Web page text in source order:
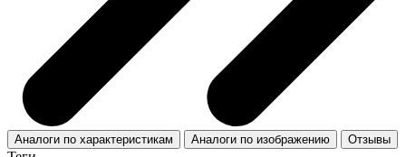
Аналоги по характеристикам Аналоги по изображению Отзывы